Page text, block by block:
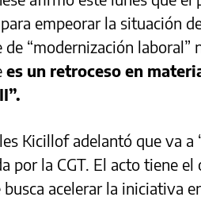
empeorar la situación
“modernización laboral”
es un retroceso en
Kicillof adelantó que va a
por la CGT. El acto tiene
acelerar la iniciativa